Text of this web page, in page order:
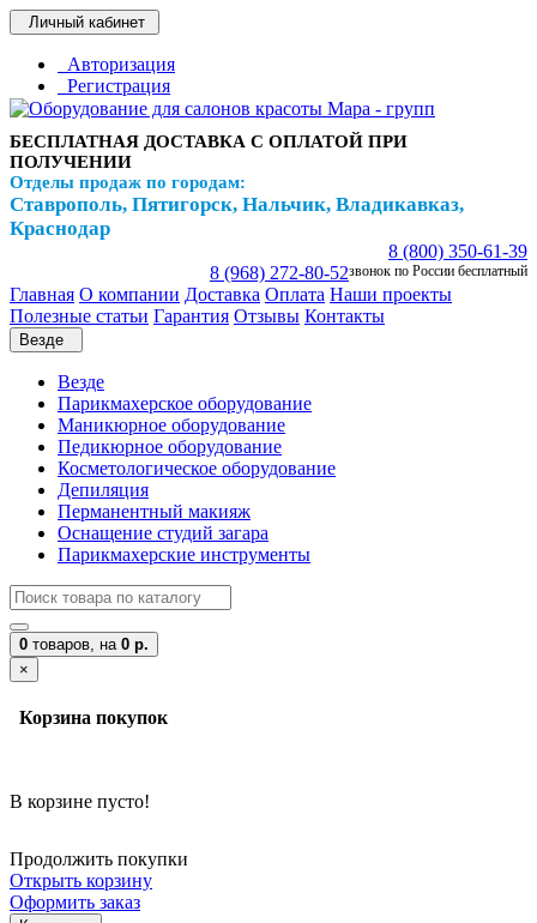
Личный кабинет
Авторизация
Регистрация
БЕСПЛАТНАЯ ДОСТАВКА С ОПЛАТОЙ ПРИ
ПОЛУЧЕНИИ
Отделы продаж по городам:
Ставрополь, Пятигорск, Нальчик, Владикавказ,
Краснодар
8 (800) 350-61-39
звонок по России бесплатный
8 (968) 272-80-52
Главная О компании Доставка Оплата Наши проекты
Полезные статьи Гарантия Отзывы Контакты
Везде
Везде
Парикмахерское оборудование
Маникюрное оборудование
Педикюрное оборудование
Косметологическое оборудование
Депиляция
Перманентный макияж
Оснащение студий загара
Парикмахерские инструменты
0 товаров, на 0 р.
×
Корзина покупок
В корзине пусто!
Продолжить покупки
Открыть корзину
Оформить заказ